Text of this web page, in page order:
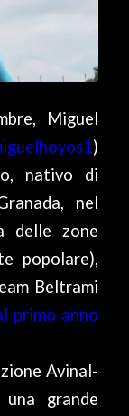
Miguel
)
nativo di
nel
delle zone
popolare),
Beltrami
primo anno
Avinal-
grande